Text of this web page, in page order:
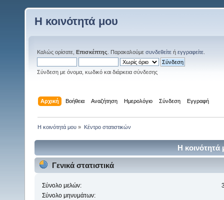
Η κοινότητά μου
Καλώς ορίσατε, Επισκέπτης . Παρακαλούμε συνδεθείτε ή εγγραφείτε
Σύνδεση με όνομα, κωδικό και διάρκεια σύνδεσης
Αρχική Βοήθεια Αναζήτηση Ημερολόγιο Σύνδεση Εγγραφή
Η κοινότητά μου » Κέντρο στατιστικών
Η κοινότητά
Γενικά στατιστικά
Σύνολο μελών:
Σύνολο μηνυμάτων: